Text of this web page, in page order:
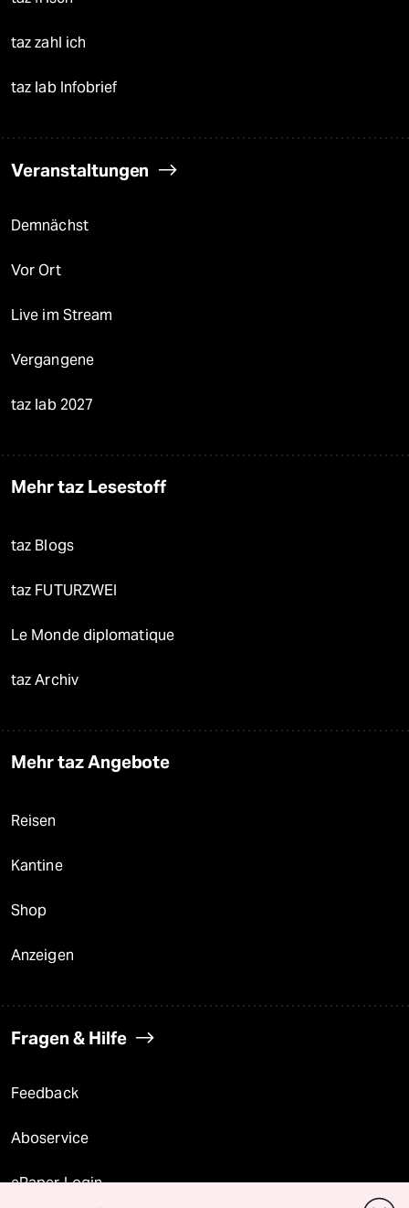
taz zahl ich
taz lab Infobrief
Veranstaltungen
Demnächst
Vor Ort
Live im Stream
Vergangene
taz lab 2027
Mehr taz Lesestoff
taz Blogs
taz FUTURZWEI
Le Monde diplomatique
taz Archiv
Mehr taz Angebote
Reisen
Kantine
Shop
Anzeigen
Fragen & Hilfe
Feedback
Aboservice
ePaper Login